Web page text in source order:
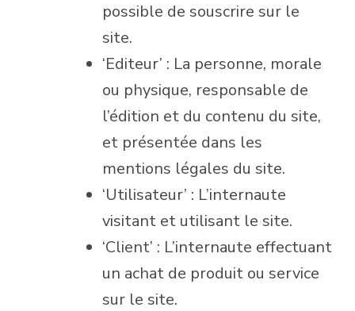
possible de souscrire sur le
site.
‘Editeur’ : La personne, morale
ou physique, responsable de
l’édition et du contenu du site,
et présentée dans les
mentions légales du site.
‘Utilisateur’ : L’internaute
visitant et utilisant le site.
‘Client’ : L’internaute effectuant
un achat de produit ou service
sur le site.